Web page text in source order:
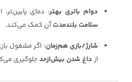
دوام باتری بهتر: دمای
سلامت بلندمدتآن کمک می‌کند.
شارژ/بازی هم‌زمان:
از داغ شدن بیش‌ازحدجلوگیری